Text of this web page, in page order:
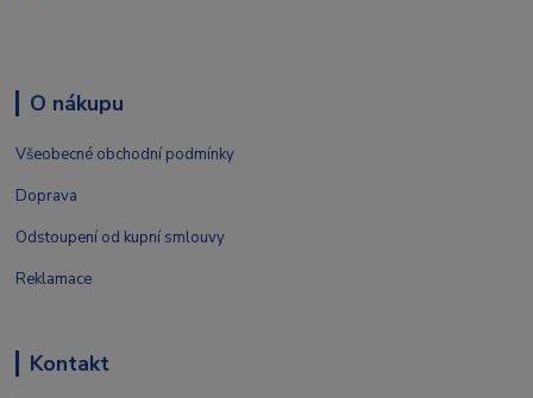
O nákupu
Všeobecné obchodní podmínky
Doprava
Odstoupení od kupní smlouvy
Reklamace
Kontakt